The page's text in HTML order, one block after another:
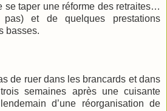
se taper une réforme des retraites…
pas) et de quelques prestations
basses.
de ruer dans les brancards et dans
semaines après une cuisante
d’une réorganisation de